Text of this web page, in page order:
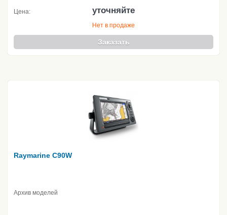
Цена: уточняйте
Нет в продаже
Заказать
Raymarine C90W
Архив моделей